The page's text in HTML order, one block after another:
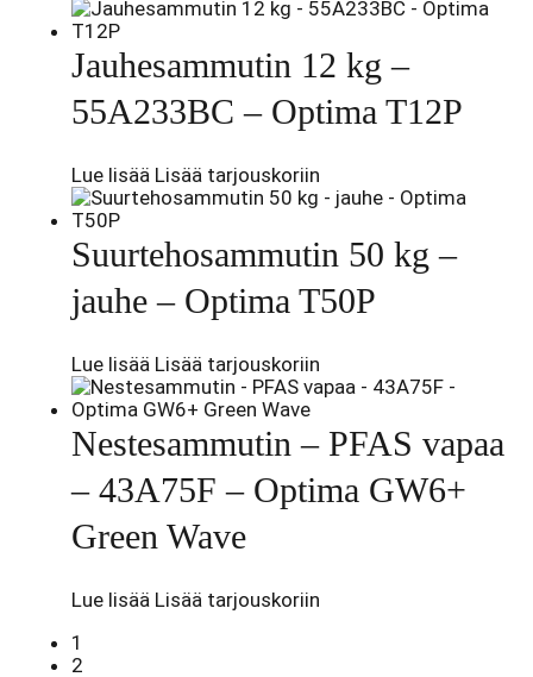
Jauhesammutin 12 kg –
55A233BC – Optima T12P
Lue lisää Lisää tarjouskoriin
Suurtehosammutin 50 kg –
jauhe – Optima T50P
Lue lisää Lisää tarjouskoriin
Nestesammutin – PFAS vapaa
– 43A75F – Optima GW6+
Green Wave
Lue lisää Lisää tarjouskoriin
1
2